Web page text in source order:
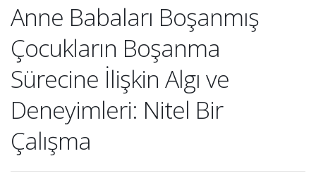
Anne Babaları Boşanmış
Çocukların Boşanma
Sürecine İlişkin Algı ve
Deneyimleri: Nitel Bir
Çalışma